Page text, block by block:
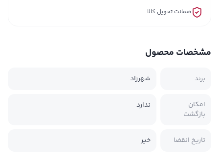
ضمانت تحویل کالا
مشخصات محصول
برند شهرزاد
امکان
بازگشت
ندارد
تاریخ انقضا خیر